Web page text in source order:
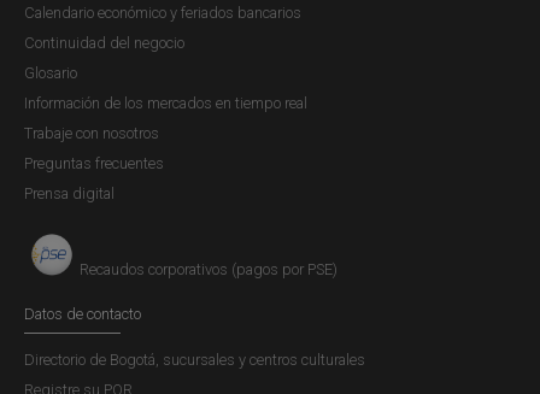
Calendario económico y feriados bancarios
Continuidad del negocio
Glosario
Información de los mercados en tiempo real
Trabaje con nosotros
Preguntas frecuentes
Prensa digital
Recaudos corporativos (pagos por PSE)
Datos de contacto
Directorio de Bogotá, sucursales y centros culturales
Registre su PQR